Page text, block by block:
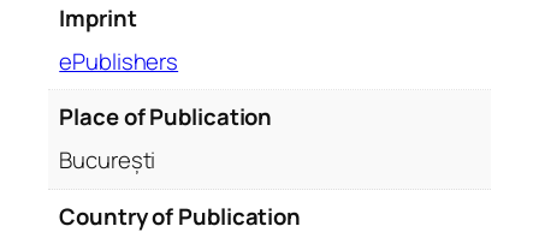
Imprint
ePublishers
Place of Publication
București
Country of Publication